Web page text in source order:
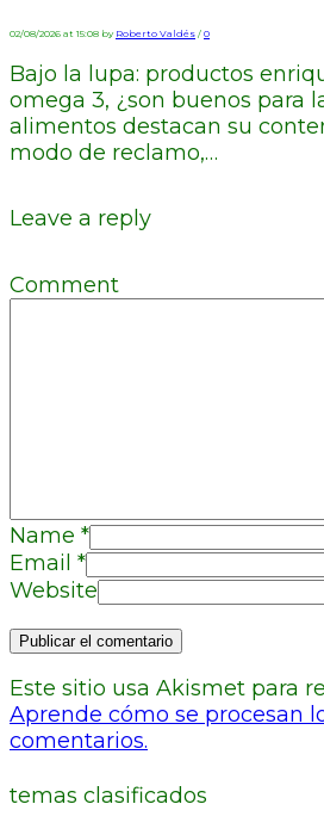
02/08/2026 at 15:08 by Roberto Valdés / 0
Bajo la lupa: productos
omega 3, ¿son buenos para
alimentos destacan su
modo de reclamo,…
Leave a reply
Comment
Name *
Email *
Website
Este sitio usa Akismet para
Aprende cómo se procesan
comentarios.
temas clasificados